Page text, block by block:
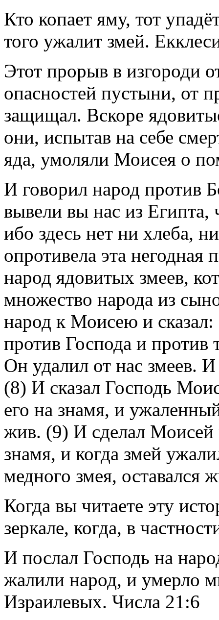
Кто копает яму, тот
того ужалит змей.
Этот прорыв в изгороди
опасностей пустыни, от
защищал. Вскоре
они, испытав на себе
яда, умоляли Моисея о
И говорил народ против
вывели вы нас из Египта,
ибо здесь нет ни хлеба,
опротивела эта
народ ядовитых змеев,
множество народа из
народ к Моисею и
против Господа и против
Он удалил от нас змеев.
(8) И сказал Господь
его на знамя, и
жив. (9) И сделал Моисей
знамя, и когда змей
медного змея, оставался
Когда вы читаете эту
зеркале, когда, в
И послал Господь на
жалили народ, и умерло
Израилевых. Числа 21:6